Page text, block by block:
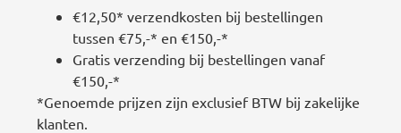
€12,50* verzendkosten bij bestellingen
tussen €75,-* en €150,-*
Gratis verzending bij bestellingen vanaf
€150,-*
*Genoemde prijzen zijn exclusief BTW bij zakelijke
klanten.